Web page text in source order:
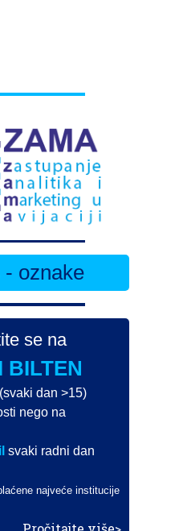
- oznake
se na
BILTEN
dan >15)
nego na
svaki radni dan
najveće institucije